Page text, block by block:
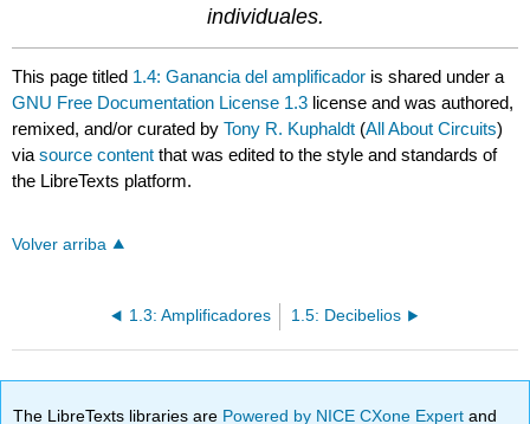
individuales.
This page titled 1.4: Ganancia del amplificador is shared under a
GNU Free Documentation License 1.3 license and was authored,
remixed, and/or curated byTony R. Kuphaldt (All About Circuits)
viasource content that was edited to the style and standards of
the LibreTexts platform.
Volver arriba
1.3: Amplificadores 1.5: Decibelios
The LibreTexts libraries are Powered by NICE CXone Expertand